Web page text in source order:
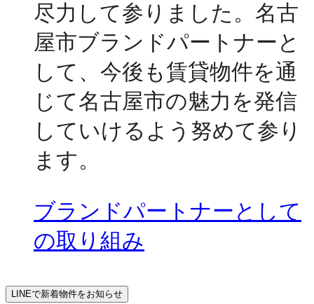
尽力して参りました。名古
屋市ブランドパートナーと
して、今後も賃貸物件を通
じて名古屋市の魅力を発信
していけるよう努めて参り
ます。
ブランドパートナーとして
の取り組み
LINEで新着物件をお知らせ